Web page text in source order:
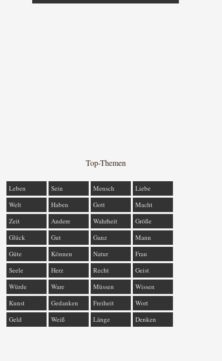
Top-Themen
Leben Sein Mensch
Liebe
Welt
Haben Gott
Macht
Zeit
Andere Wahrheit
Größe
Glück
Gut Ganz
Mann
Güte
Können Natur
Frau
Seele
Herz Recht
Geist
Würde
Ware Müssen
Wissen
Kunst
Gedanken Freiheit
Wort
Geld
Weiß Länge Denken